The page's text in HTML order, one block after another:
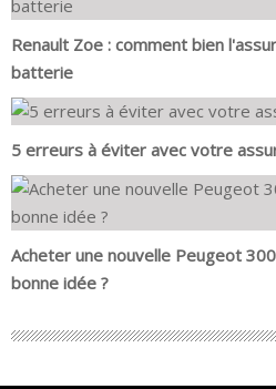
Renault Zoe : comment bien
batterie
5 erreurs à éviter avec votre
Acheter une nouvelle Peugeot
bonne idée ?